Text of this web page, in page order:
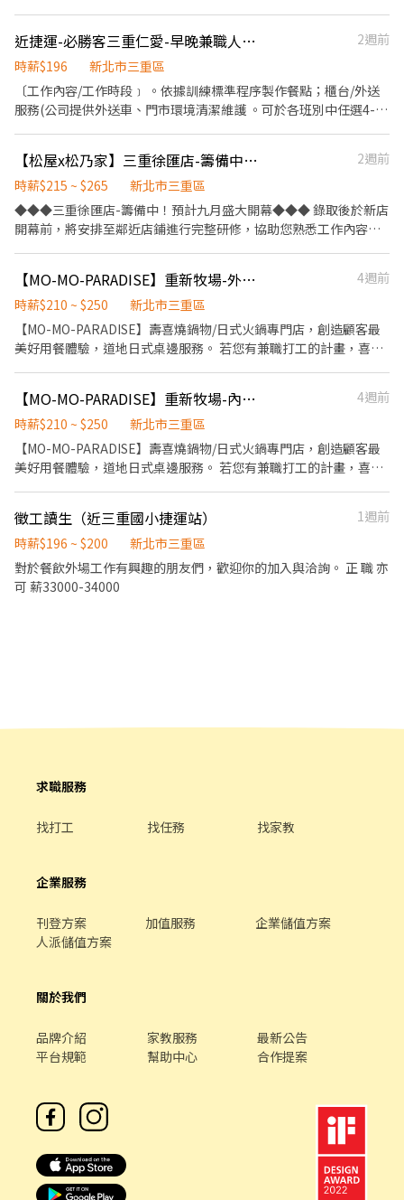
備註： ⭐需自備交通工具、中階以上智慧型手機(拍照用)，有銷售、
業務相關經驗佳 ⭐可以長期(半年以上)穩定配合人員 請先投遞履歷
至nwtpe77@gmail.com
近捷運-必勝客三重仁愛-早晚兼職人員-★彈性周排班★-另享外送獎金
2週前
時薪$196
新北市三重區
〔工作內容/工作時段﹞ 。依據訓練標準程序製作餐點；櫃台/外送
服務(公司提供外送車、門市環境清潔維護 。可於各班別中任選4-6
薪($2/時 ◆ 值班津貼：每小時40元(晉升幹部後 ◆ 健檢：任職滿一
年起，公司提供年度健檢照顧你的健康 ◆ 保險：除勞、健、勞退
外，公司更為你投保團保維護你的安全 ◆ 員工用餐折扣：每月任職
滿50小時，即享有乙次員工折扣優惠85折簡訊，除了自用也能分享
福利禮券 好好與家人歡慶 你旅遊我贊助，每年職福會提供你旅遊津
貼 好好享受幸福人生 ◎ 詳細工作時間於面試時告知
【松屋x松乃家】三重徐匯店-籌備中☆時薪215元up☆《全時段》內場兼職人員
2週前
時薪$215 ~ $265
新北市三重區
◆◆◆三重徐匯店-籌備中！預計九月盛大開幕◆◆◆ 錄取後於新店
開幕前，將安排至鄰近店鋪進行完整研修，協助您熟悉工作內容及
即可享受兩個品牌的美味體驗！ 【 松 屋 】提供牛肉飯、咖哩和定
食等餐點 【松乃家】以現炸豬排為主打菜色，為日本店鋪數量第一
的炸豬排專門店 ⭐歡迎具備以下條件的你，一起加入松屋大家庭⭐
①個性開朗有朝氣，喜歡團隊合作 ②良好溝通能力、對餐飲服務業
後準備。 ⊚ 店鋪環境整潔之維持。 ⊚ 內場廚房餐點製作。 ⊚ 顧客
服務。 ⊚ 鋪營運相關工作及幹部交辦事項。 詳細工作內容請於面試
時洽詢 ♦️ 【員工福利】 ⊚ 職務津貼：能力職等調薪制，調升時薪
3~50元不等。(完善升遷管道) ⊚ 深夜津貼：晚上23：00-06:00出
勤，即補貼津貼70元/時。 ⊚ 休假制度：出勤時數比例換算「特
休」。 ⊚ 加班制度：加班費以15分鐘為基準。 ⊚ 員工體檢：工作滿
一年提供體檢。 ⊚ 勞健保：勞保、健保、6％勞退金。 ⊚ 提供免費
【MO-MO-PARADISE】重新牧場-外場兼職(中班,晚班)-C14
4週前
時薪$210 ~ $250
新北市三重區
【MO-MO-PARADISE】壽喜燒鍋物/日式火鍋專門店，創造顧客最
美好用餐體驗，道地日式桌邊服務。 若您有兼職打工的計畫，喜歡
諮詢服務 3. 店內環境、座位區清潔整理 4. 收銀結帳，開店前準備及
閉店整理作業 5. 完成主管交付工作 ✅工作時段 中班：12:00~21:00
晚班：18:00~22:30 (排班區間另安排休息時間，週六、週日有一天
可排班者尤佳。) ※彈性排班可討論喔。週六與週日正常工時出勤每
馨員工餐點、交通便利通勤上班很方便。 ✅歡迎無餐飲工作經驗、
對餐飲業有熱忱的您，加入三澧餐飲集團。 ------------------------
家人』共同創造無限可能。 1998年於台灣成立-日商三澧餐飲集團
HUMAX ASIA，屬於日本Wondertable餐飲集團在台分公司。 深耕
後，請審慎提出應徵申請。 ②履歷初審合適者，將邀請實體面談，
【MO-MO-PARADISE】重新牧場-內場兼職(中班,晚班)-C14
4週前
時薪$210 ~ $250
新北市三重區
【MO-MO-PARADISE】壽喜燒鍋物/日式火鍋專門店，創造顧客最
美好用餐體驗，道地日式桌邊服務。 若您有兼職打工的計畫，喜歡
後續處理 3. 開店前準備及閉店整理作業 4. 洗滌與環境清潔 5. 完成主
管交付工作 ✅工作時段 一、中班時段： ①12:00~22:00
②13:00~22:00或22:30 二、晚班時段： ①18:00~22:30或23:00 (排
班區間另安排休息時間，週六、週日有一天可排班者尤佳。) ※彈性
本Wondertable餐飲集團在台分公司。 深耕台灣多年的日本與義大
日式鍋物餐廳：Mo-Mo-Paradise壽喜燒 ★日式天婦羅專門店：天
展中。 -------------------------------------------------------------
行通知。 ③錄取的實際任用職稱及薪資，依面談結果與經驗核定職
徵工讀生（近三重國小捷運站）
1週前
時薪$196 ~ $200
新北市三重區
對於餐飲外場工作有興趣的朋友們，歡迎你的加入與洽詢。 正 職 亦
可 薪33000-34000
求職服務
找打工 找任務 找家教
企業服務
刊登方案 加值服務
企業儲值方案
人派儲值方案
關於我們
品牌介紹 家教服務
最新公告
平台規範
幫助中心 合作提案